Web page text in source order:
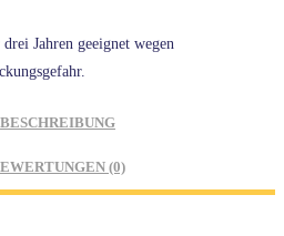
Jahren geeignet wegen
BESCHREIBUNG
(0)